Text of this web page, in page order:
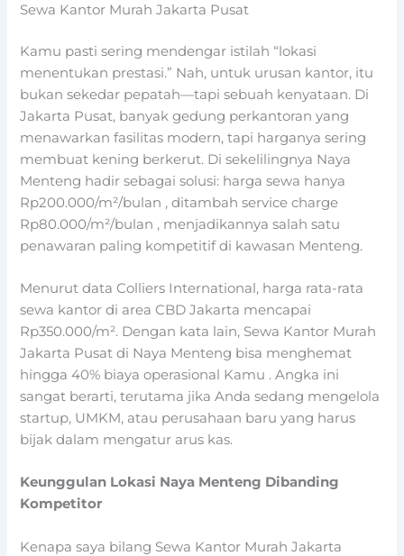
Sewa Kantor Murah Jakarta Pusat
Kamu pasti sering mendengar istilah “lokasi
menentukan prestasi.” Nah, untuk urusan kantor, itu
bukan sekedar pepatah—tapi sebuah kenyataan. Di
Jakarta Pusat, banyak gedung perkantoran yang
menawarkan fasilitas modern, tapi harganya sering
membuat kening berkerut. Di sekelilingnya Naya
Menteng hadir sebagai solusi: harga sewa hanya
Rp200.000/m²/bulan , ditambahservice charge
Rp80.000/m²/bulan , menjadikannya salah satu
penawaran paling kompetitif di kawasan Menteng.
Menurut data Colliers International, harga rata-rata
sewa kantor di area CBD Jakarta mencapai
Rp350.000/m². Dengan kata lain, Sewa Kantor Murah
Jakarta Pusat di Naya Menteng bisa menghemat
hingga40% biaya operasional Kamu . Angka ini
sangat berarti, terutama jika Anda sedang mengelola
startup, UMKM, atau perusahaan baru yang harus
bijak dalam mengatur arus kas.
Keunggulan Lokasi Naya Menteng Dibanding
Kompetitor
Kenapa saya bilang Sewa Kantor Murah Jakarta